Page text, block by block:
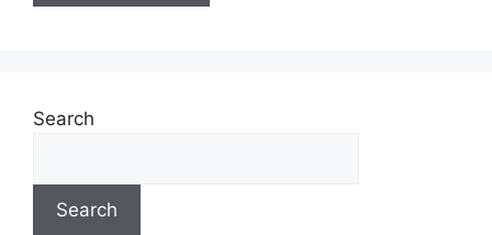
Search
Search